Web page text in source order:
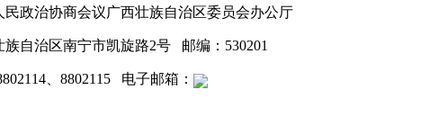
民政治协商会议广西壮族自治区委员会办公厅
自治区南宁市凯旋路2号 邮编：530201
、8802115 电子邮箱：